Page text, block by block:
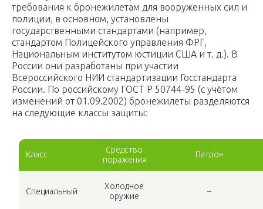
требования к бронежилетам для вооруженных сил и
полиции, в основном, установлены
государственными стандартами (например,
стандартом Полицейского управления ФРГ,
Национальным институтом юстиции США и т. д.). В
России они разработаны при участии
Всероссийского НИИ стандартизации Госстандарта
России. По российскому ГОСТ Р 50744-95 (c учётом
изменений от 01.09.2002) бронежилеты разделяются
на следующие классы защиты:
Класс
Средство
поражения
Патрон
Специальный
Холодное
оружие
–